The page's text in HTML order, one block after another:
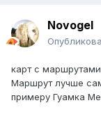
Novogel
карт с
Маршрут лучше
примеру Гуамка